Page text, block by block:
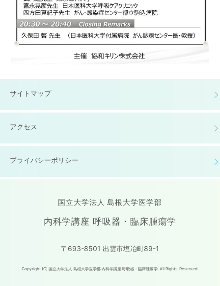
サイトマップ
アクセス
プライバシーポリシー
国立大学法人 島根大学医学部
内科学講座 呼吸器・臨床腫瘍学
〒693-8501 出雲市塩冶町89-1
Copyright (C) 国立大学法人 島根大学医学部 内科学講座 呼吸器・臨床腫瘍学 .All Rights. Reserved.